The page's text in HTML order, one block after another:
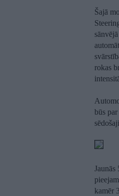
Šajā
rokas
būs
Jaunās
kamēr